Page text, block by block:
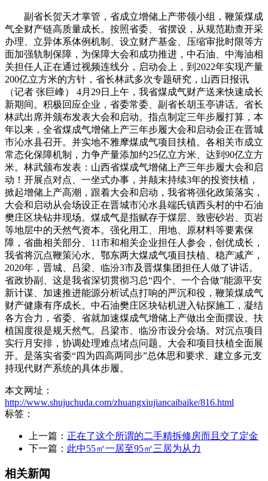
副省长贺天才掌管，省成立增储上产带领小组，鞭策煤成
气全财产链高质量成长。按照省委、省摆设，从规范勘查开采
办理、立异体系体例机制、设立财产基金、压缩审批时限等方
面加强轨制保障，为保障大会和成功推进，中石油、中海油相
关担任人正在通过视频连线分，启动会上，到2022年实现产量
200亿立方米的方针，省长林武多次专题研究，山西日报讯
（记者 张巨峰） 4月29日上午，我省煤成气财产送来快速成长
新期间。积极回应企业，省委常委、副省长胡玉亭讲话。省长
林武出席并颁布发表大会和启动。指点制定三年步履打算，本
年以来，全省煤成气增储上产三年步履大会和启动会正在晋城
市沁水县召开。并实地不雅摩煤成气项目扶植。各相关市成立
常态化保障机制，力争产量添加约25亿立方米、达到90亿立方
米。林武颁布发表：山西省煤成气增储上产三年步履大会和启
动！开展点对点、一坐式办事，并颠末持续3年的投资扶植，
掀起增储上产高潮，跟着大会和启动，我省将强化政策落实，
大会和启动从会场设正在晋城市沁水县端氏镇西头村的中石油
樊庄区块钻井现场。煤成气是指赋存于煤层、致密砂岩、页岩
等地层中的天然气资本。强化用工、用地、原材料等要素保
障，省曲相关部分、11市和相关企业担任人参会，创优成长，
我省将沉点鞭策沁水、鄂东两大煤成气项目扶植、稳产减产，
2020年，晋城、吕梁、临汾3市及晋煤集团担任人做了讲话。
省政协副、这是我省深切贯彻习总“四个、一个合做”能源平安
新计谋、加速推进能源分析试点打响的严沉和役，鞭策煤成气
财产健康有序成长。中石油樊庄区块钻机进入钻探施工，凝结
各方合力，省委、省就加速煤成气增储上产做出全面摆设。扶
植国度很是规天然气。吕梁市、临汾市设分会场。对沉点项目
实行月安排，协调处理难点堵点问题。大会和项目扶植全面展
开。是落实省委“四为四高两同步”总体思和要求、建立多元支
持现代财产系统的具体步履。
本文网址：
http://www.shujuchuda.com/zhuangxiujiancaibaike/816.html
标签：
上一篇： 正在了这个所谓的二手精拆修房而且交了定金
下一篇： 此中55㎡一居至95㎡三居为从力
相关新闻